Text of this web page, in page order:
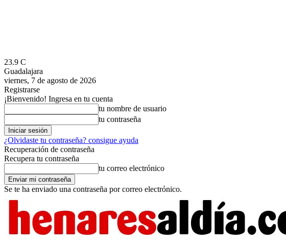
23.9 C
Guadalajara
viernes, 7 de agosto de 2026
Registrarse
¡Bienvenido! Ingresa en tu cuenta
tu nombre de usuario
tu contraseña
¿Olvidaste tu contraseña? consigue ayuda
Recuperación de contraseña
Recupera tu contraseña
tu correo electrónico
Se te ha enviado una contraseña por correo electrónico.